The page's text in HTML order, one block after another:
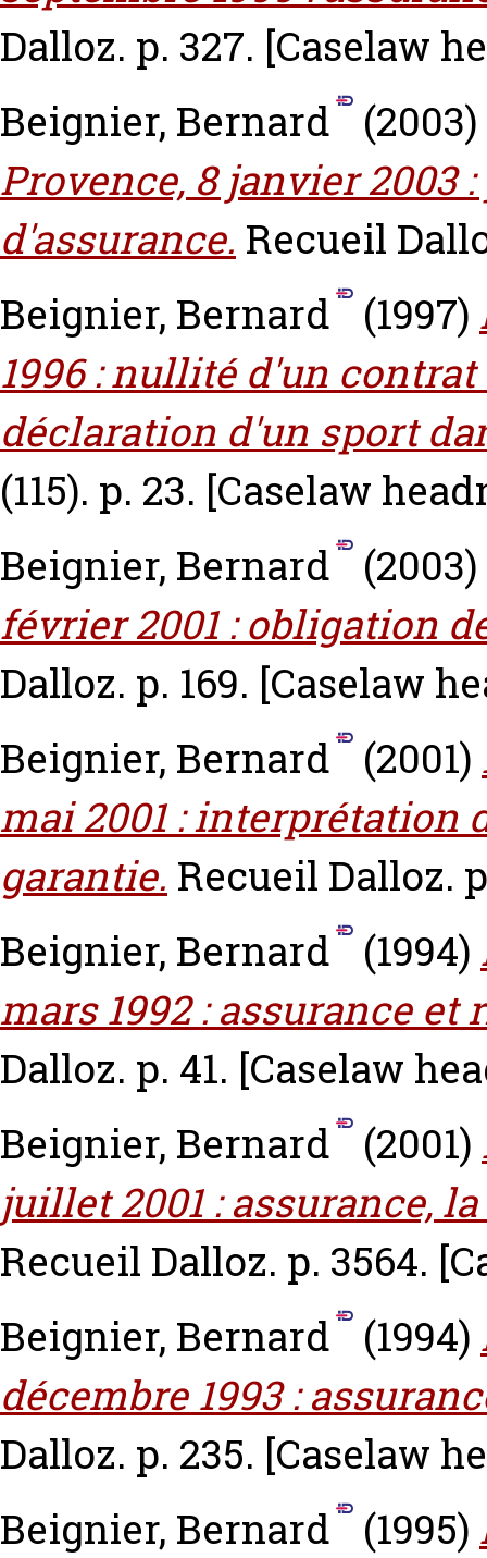
Dalloz. p. 327. [Caselaw
Beignier, Bernard
(2003)
Provence, 8 janvier 2003
d'assurance. Recueil
Beignier, Bernard
(1997)
1996 : nullité d'un
déclaration d'un sport
(115). p. 23. [Caselaw
Beignier, Bernard
(2003)
février 2001 : obligation
Dalloz. p. 169. [Caselaw
Beignier, Bernard
(2001)
mai 2001 : interprétation
garantie. Recueil Dalloz.
Beignier, Bernard
(1994)
mars 1992 : assurance et
Dalloz. p. 41. [Caselaw
Beignier, Bernard
(2001)
juillet 2001 : assurance,
Recueil Dalloz. p. 3564.
Beignier, Bernard
(1994)
décembre 1993 :
Dalloz. p. 235. [Caselaw
Beignier, Bernard
(1995)